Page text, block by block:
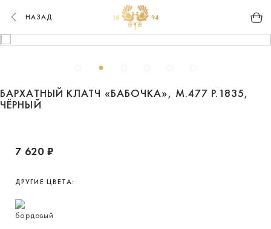
НАЗАД
БАРХАТНЫЙ КЛАТЧ «БАБОЧКА», М.477 Р.1835,
ЧЁРНЫЙ
7 620 ₽
ДРУГИЕ ЦВЕТА: